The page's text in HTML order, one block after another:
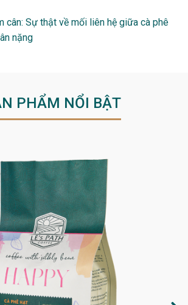
cân: Sự thật về mối liên hệ giữa cà phê
nặng
PHẨM NỔI BẬT